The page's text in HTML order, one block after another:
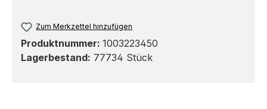
Zum Merkzettel hinzufügen
Produktnummer: 1003223450
Lagerbestand: 77734 Stück